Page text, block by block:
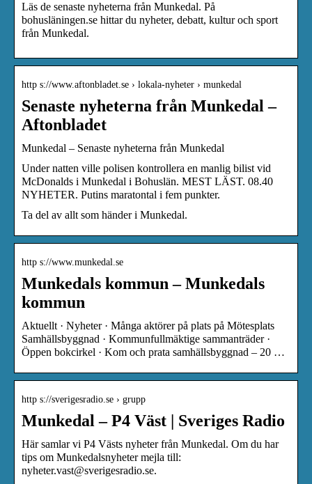
Läs de senaste nyheterna från Munkedal. På
bohusläningen.se hittar du nyheter, debatt, kultur och sport
från Munkedal.
http s://www.aftonbladet.se › lokala-nyheter › munkedal
Senaste nyheterna från Munkedal –
Aftonbladet
Munkedal – Senaste nyheterna från Munkedal
Under natten ville polisen kontrollera en manlig bilist vid
McDonalds i Munkedal i Bohuslän. MEST LÄST. 08.40
NYHETER. Putins maratontal i fem punkter.
Ta del av allt som händer i Munkedal.
http s://www.munkedal.se
Munkedals kommun – Munkedals
kommun
Aktuellt · Nyheter · Många aktörer på plats på Mötesplats
Samhällsbyggnad · Kommunfullmäktige sammanträder ·
Öppen bokcirkel · Kom och prata samhällsbyggnad – 20 …
http s://sverigesradio.se › grupp
Munkedal – P4 Väst | Sveriges Radio
Här samlar vi P4 Västs nyheter från Munkedal. Om du har
tips om Munkedalsnyheter mejla till:
nyheter.vast@sverigesradio.se.